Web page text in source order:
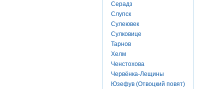
Серадз
Слупск
Сулеювек
Сулковице
Тарнов
Хелм
Ченстохова
Червёнка-Лещины
Юзефув (Отвоцкий повят)